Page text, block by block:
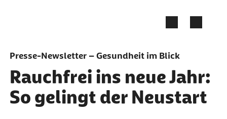
Presse-Newsletter – Gesundheit im Blick
Rauchfrei ins neue Jahr:
So gelingt der Neustart